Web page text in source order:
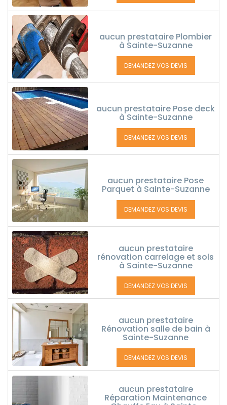
aucun prestataire Plombier
à Sainte-Suzanne
DEMANDEZ VOS DEVIS
aucun prestataire Pose deck
à Sainte-Suzanne
DEMANDEZ VOS DEVIS
aucun prestataire Pose
Parquet à Sainte-Suzanne
DEMANDEZ VOS DEVIS
aucun prestataire
rénovation carrelage et sols
à Sainte-Suzanne
DEMANDEZ VOS DEVIS
aucun prestataire
Rénovation salle de bain à
Sainte-Suzanne
DEMANDEZ VOS DEVIS
aucun prestataire
Réparation Maintenance